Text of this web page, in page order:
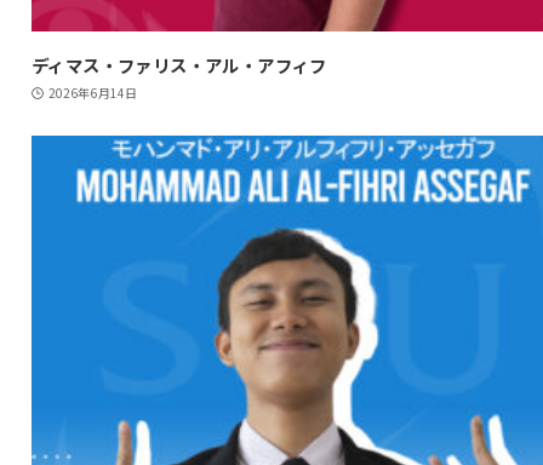
ディマス・ファリス・アル・アフィフ
2026年6月14日